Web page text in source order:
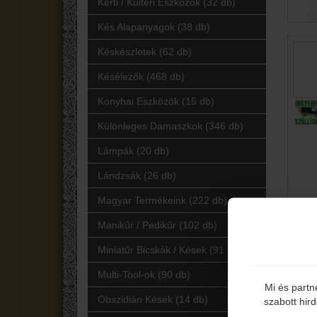
Kés Alapanyagok (38 db)
Késkészletek (62 db)
Késélezők (468 db)
Konyhai Eszközök (15 db)
Különleges Damaszkok (346 db)
Lámpák (20 db)
Lándzsák (26 db)
Magyar Termékeink (222 db)
Manikűr / Pedikűr (102 db)
Miniatűr Bicskák / Kések (91 db)
Multi-Tool-ok (90 db)
Obszidián Kések (14 db)
Mi és
szabott